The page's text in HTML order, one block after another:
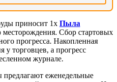
приносит 1х Пыла
месторождения. Сбор стартовых
прогресса. Накопленная
у торговцев, а прогресс
журнале.
еженедельные